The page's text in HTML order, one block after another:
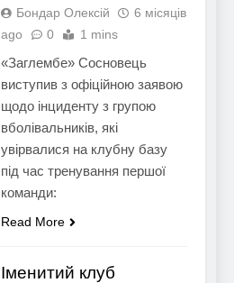
Бондар Олексій
6 місяців
ago
0 1 mins
«Заглембе» Сосновець
виступив з офіційною заявою
щодо інциденту з групою
вболівальників, які
увірвалися на клубну базу
під час тренування першої
команди:
Read More
Іменитий клуб